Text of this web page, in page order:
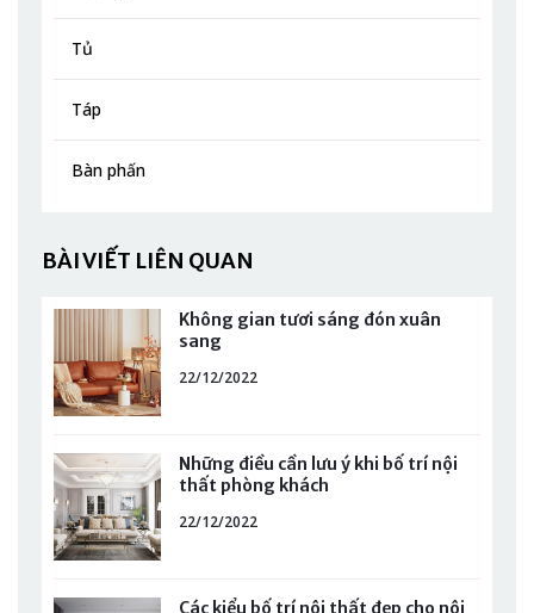
Tủ
Táp
Bàn phấn
BÀI VIẾT LIÊN QUAN
Không gian tươi sáng đón xuân
sang
22/12/2022
Những điều cần lưu ý khi bố trí nội
thất phòng khách
22/12/2022
Các kiểu bố trí nội thất đẹp cho nội